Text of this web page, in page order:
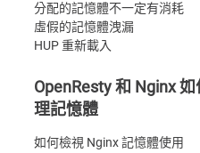
分配的記憶體不一定有消耗
虛假的記憶體洩漏
HUP 重新載入
OpenResty 和 Nginx
理記憶體
如何檢視 Nginx 記憶體使用